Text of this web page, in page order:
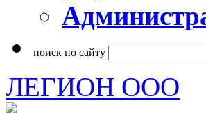
поиск по сайту
ЛЕГИОН ООО